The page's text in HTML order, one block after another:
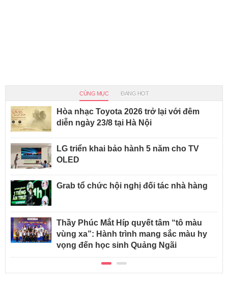
CÙNG MỤC ĐANG HOT
Hòa nhạc Toyota 2026 trở lại với đêm
diễn ngày 23/8 tại Hà Nội
LG triển khai bảo hành 5 năm cho TV
OLED
Grab tổ chức hội nghị đối tác nhà hàng
Thầy Phúc Mắt Híp quyết tâm “tô màu
vùng xa”: Hành trình mang sắc màu hy
vọng đến học sinh Quảng Ngãi